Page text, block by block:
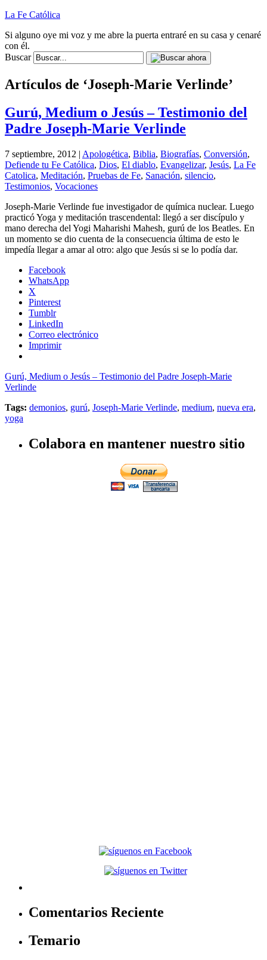
La Fe Católica
Si alguno oye mi voz y me abre la puerta entraré en su casa y cenaré
con él.
Buscar
Artículos de ‘Joseph-Marie Verlinde’
Gurú, Medium o Jesús – Testimonio del
Padre Joseph-Marie Verlinde
7 septiembre, 2012 | Apologética, Biblia, Biografías, Conversión,
Defiende tu Fe Católica, Dios, El diablo, Evangelizar, Jesús, La Fe
Catolica, Meditación, Pruebas de Fe, Sanación, silencio,
Testimonios, Vocaciones
Joseph-Marie Verlinde fue investigador de química nuclear. Luego
practicó Yoga y meditación trascendental: llegó a ser discípulo y
mano derecha del Yogi Maharishi Mahesh, gurú de los Beatles. En
un momento se dio cuenta de la consecuencia última de esto le
impedía llegar a amar al otro: algo que Jesús si se lo podía dar.
Facebook
WhatsApp
X
Pinterest
Tumblr
LinkedIn
Correo electrónico
Imprimir
Gurú, Medium o Jesús – Testimonio del Padre Joseph-Marie
Verlinde
Tags: demonios, gurú, Joseph-Marie Verlinde, medium, nueva era,
yoga
Colabora en mantener nuestro sitio
Comentarios Reciente
Temario